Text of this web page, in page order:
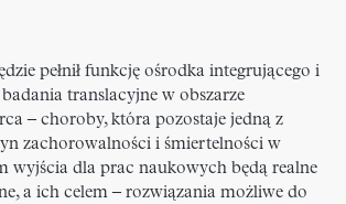
pełnił funkcję ośrodka integrującego i
translacyjne w obszarze
– choroby, która pozostaje jedną z
zachorowalności i śmiertelności w
wyjścia dla prac naukowych będą realne
a ich celem – rozwiązania możliwe do